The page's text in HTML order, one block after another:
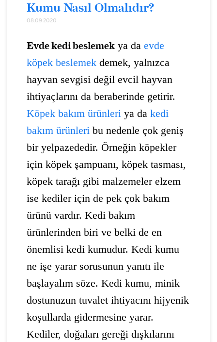
Kumu Nasıl Olmalıdır?
08.09.2020
Evde kedi beslemek ya da evde
köpek beslemek demek, yalnızca
hayvan sevgisi değil evcil hayvan
ihtiyaçlarını da beraberinde getirir.
Köpek bakım ürünleri ya da kedi
bakım ürünleri bu nedenle çok geniş
bir yelpazededir. Örneğin köpekler
için köpek şampuanı, köpek tasması,
köpek tarağı gibi malzemeler elzem
ise kediler için de pek çok bakım
ürünü vardır. Kedi bakım
ürünlerinden biri ve belki de en
önemlisi kedi kumudur. Kedi kumu
ne işe yarar sorusunun yanıtı ile
başlayalım söze. Kedi kumu, minik
dostunuzun tuvalet ihtiyacını hijyenik
koşullarda gidermesine yarar.
Kediler, doğaları gereği dışkılarını